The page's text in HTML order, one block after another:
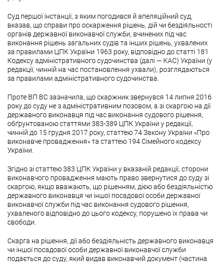
Суд першої інстанції, з яким погодився й апеляційний суд,
вказав, що справи про оскарження рішень, дій чи бездіяльності
органів державної виконавчої служби, вчинених під час
виконання рішень загальних судів та інших рішень, ухвалених
за правилами ЦПК України 1963 року, відповідно до статті 181
Кодексу адміністративного судочинства (далі — КАС) України (у
редакції, чинній на час постановлення ухвали), розглядаються
за правилами адміністративного судочинства.
Проте ВП ВС зазначила, що скаржник звернувся 14 липня 2016
року до суду не з адміністративним позовом, а зі скаргою на дії
державного виконавця під час виконання судового рішення,
обґрунтованою статтями 383-389 ЦПК України у редакції,
чинній до 15 грудня 2017 року, статтею 74 Закону України «Про
виконавче провадження» та статтею 194 Сімейного кодексу
України.
Згідно зі статтею 383 ЦПК України у вказаній редакції, сторони
виконавчого провадження мають право звернутися до суду зі
скаргою, якщо вважають, що рішенням, дією або бездіяльністю
державного виконавця чи іншої посадової особи державної
виконавчої служби під час виконання судового рішення,
ухваленого відповідно до цього кодексу, порушено їх права чи
свободи.
Скарга на рішення, дії або бездіяльність державного виконавця
чи іншої посадової особи державної виконавчої служби
подається до суду, який видав виконавчий документ (частина